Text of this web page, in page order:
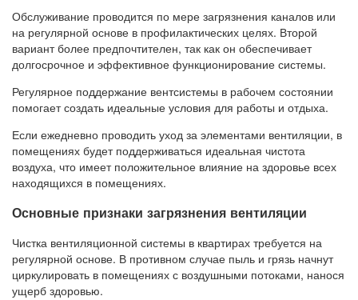
Обслуживание проводится по мере загрязнения каналов или
на регулярной основе в профилактических целях. Второй
вариант более предпочтителен, так как он обеспечивает
долгосрочное и эффективное функционирование системы.
Регулярное поддержание вентсистемы в рабочем состоянии
помогает создать идеальные условия для работы и отдыха.
Если ежедневно проводить уход за элементами вентиляции, в
помещениях будет поддерживаться идеальная чистота
воздуха, что имеет положительное влияние на здоровье всех
находящихся в помещениях.
Основные признаки загрязнения вентиляции
Чистка вентиляционной системы в квартирах требуется на
регулярной основе. В противном случае пыль и грязь начнут
циркулировать в помещениях с воздушными потоками, нанося
ущерб здоровью.